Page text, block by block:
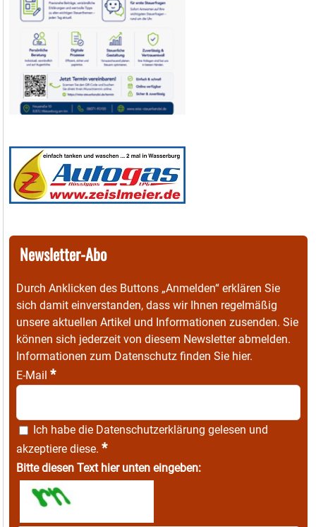
Newsletter-Abo
Durch Anklicken des Buttons „Anmelden“ erklären Sie
sich damit einverstanden, dass wir Ihnen regelmäßig
unsere aktuellen Artikel und Informationen zusenden. Sie
können sich jederzeit von diesem Newsletter abmelden.
Informationen zum Datenschutz finden Sie hier.
E-Mail *
Ich habe die Datenschutzerklärung gelesen und
akzeptiere diese. *
Bitte diesen Text hier unten eingeben: